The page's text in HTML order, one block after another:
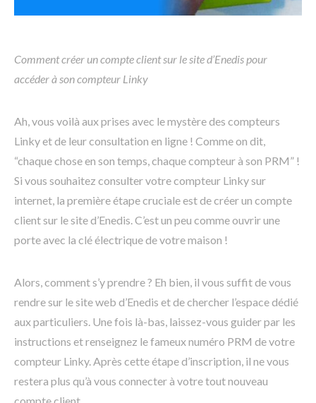
Comment créer un compte client sur le site d’Enedis pour
accéder à son compteur Linky
Ah, vous voilà aux prises avec le mystère des compteurs
Linky et de leur consultation en ligne ! Comme on dit,
“chaque chose en son temps, chaque compteur à son PRM” !
Si vous souhaitez consulter votre compteur Linky sur
internet, la première étape cruciale est de créer un compte
client sur le site d’Enedis. C’est un peu comme ouvrir une
porte avec la clé électrique de votre maison !
Alors, comment s’y prendre ? Eh bien, il vous suffit de vous
rendre sur le site web d’Enedis et de chercher l’espace dédié
aux particuliers. Une fois là-bas, laissez-vous guider par les
instructions et renseignez le fameux numéro PRM de votre
compteur Linky. Après cette étape d’inscription, il ne vous
restera plus qu’à vous connecter à votre tout nouveau
compte client.